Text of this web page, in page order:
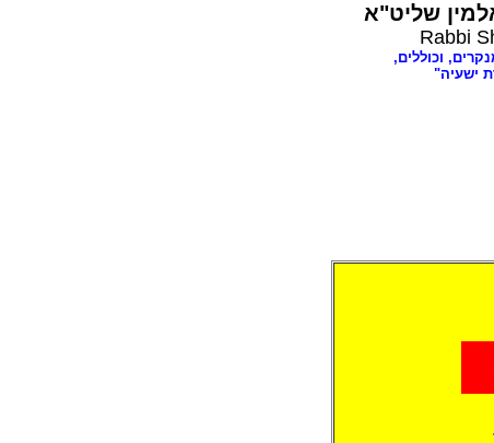
שליט"א
Rabbi
וכוללים,
ישעיה"